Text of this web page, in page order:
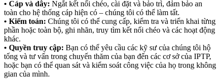
• Cáp và dây: Ngắt kết nối chéo, cài đặt và bảo trì, đảm bảo an
toàn cho hệ thống cáp hiện có – chúng tôi có thể làm tất.
• Kiểm toán: Chúng tôi có thể cung cấp, kiểm tra và triển khai từng
phần hoặc toàn bộ, ghi nhãn, truy tìm kết nối chéo và các hoạt động
khác.
• Quyền truy cập: Bạn có thể yêu cầu các kỹ sư của chúng tôi hộ
tống và tư vấn trong chuyến thăm của bạn đến các cơ sở của IPTP,
hoặc bạn có thể quan sát và kiểm soát công việc của họ trong không
gian của mình.